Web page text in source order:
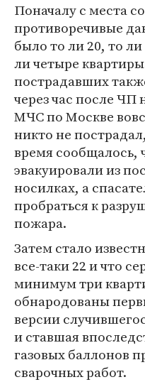
Поначалу с места
противоречивые
было то ли 20, то
ли четыре
пострадавших
через час после ЧП
МЧС по Москве
никто не
время сообщалось,
эвакуировали из
носилках, а
пробраться к
пожара.
Затем стало
все-таки 22 и что
минимум три
обнародованы
версии
и ставшая
газовых баллонов
сварочных работ.